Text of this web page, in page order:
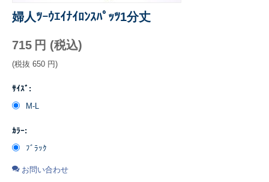
婦人ﾂｰｳｴｲﾅｲﾛﾝｽﾊﾟｯﾂ1分丈
715 円 (税込)
(税抜 650 円)
ｻｲｽﾞ:
M-L
ｶﾗｰ:
ﾌﾞﾗｯｸ
お問い合わせ